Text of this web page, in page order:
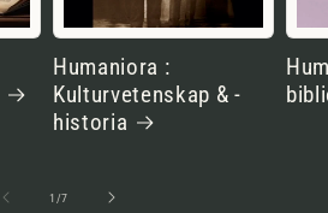
Humaniora :
Kulturvetenskap & -
historia
1 /av
7